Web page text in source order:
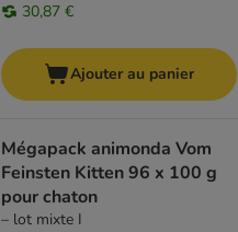
30,87 €
Ajouter au panier
Mégapack animonda Vom
Feinsten Kitten 96 x 100 g
pour chaton
– lot mixte I